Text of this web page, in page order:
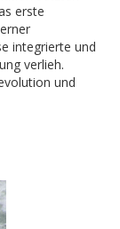
erste
integrierte und
verlieh.
und